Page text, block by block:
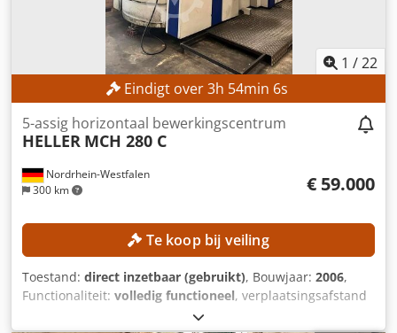
1 /22
Eindigt over3h 54min 3s
Nordrhein-Westfalen
300 km
5-assig horizontaal bewerkingscentrum
HELLER MCH 280 C
€ 59.000
Te koop bij veiling
Toestand: direct inzetbaar (gebruikt), Bouwjaar: 2006,
Functionaliteit: volledig functioneel, verplaatsingsafstand
, verplaatsing Y-as: